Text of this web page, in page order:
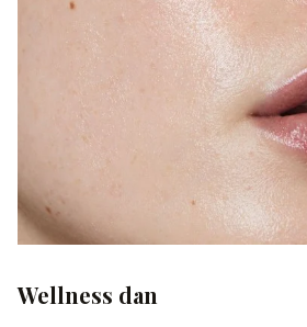
Wellness dan